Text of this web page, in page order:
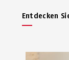
Entdecken